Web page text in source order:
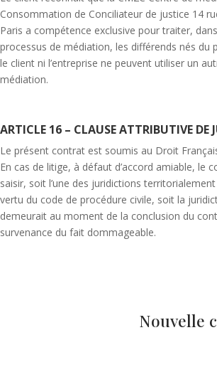
Consommation de Conciliateur de justice 14
Paris a compétence exclusive pour traiter, dans
processus de médiation, les différends nés du
le client ni l’entreprise ne peuvent utiliser un
médiation.
ARTICLE 16 – CLAUSE ATTRIBUTIVE DE
Le présent contrat est soumis au Droit
En cas de litige, à défaut d’accord amiable, le
saisir, soit l’une des juridictions
vertu du code de procédure civile, soit la
demeurait au moment de la conclusion du
survenance du fait dommageable.
Nouvelle